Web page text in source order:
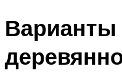
Варианты